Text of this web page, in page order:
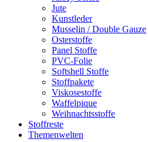
Jute
Kunstleder
Musselin / Double Gauze
Osterstoffe
Panel Stoffe
PVC-Folie
Softshell Stoffe
Stoffpakete
Viskosestoffe
Waffelpique
Weihnachtsstoffe
Stoffreste
Themenwelten